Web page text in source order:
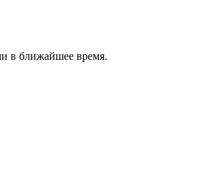
в ближайшее время.